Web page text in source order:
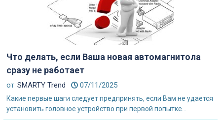
Что делать, если Ваша новая автомагнитола
сразу не работает
от SMARTY Trend 07/11/2025
Какие первые шаги следует предпринять, если Вам не удается
установить головное устройство при первой попытке...